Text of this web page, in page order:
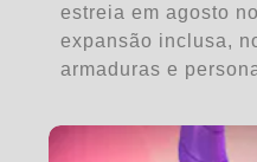
estreia em agosto
expansão inclusa,
armaduras e